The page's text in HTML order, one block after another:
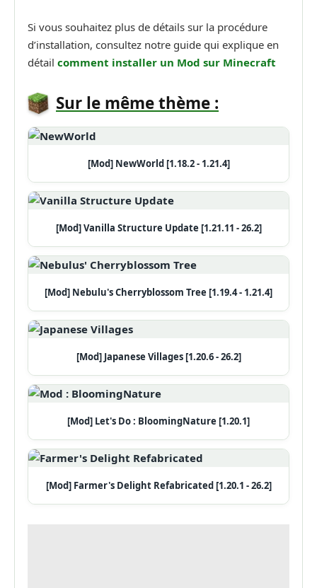
Si vous souhaitez plus de détails sur la procédure
d’installation, consultez notre guide qui explique en
détail comment installer un Mod sur Minecraft
Sur le même thème :
[Mod] NewWorld [1.18.2 - 1.21.4]
[Mod] Vanilla Structure Update [1.21.11 - 26.2]
[Mod] Nebulu's Cherryblossom Tree [1.19.4 - 1.21.4]
[Mod] Japanese Villages [1.20.6 - 26.2]
[Mod] Let's Do : BloomingNature [1.20.1]
[Mod] Farmer's Delight Refabricated [1.20.1 - 26.2]